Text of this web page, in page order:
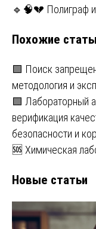
записям
🔹🧠💔 Полиграф
Похожие
🟩 Поиск
методология и
🟩 Лабораторный
верификация
безопасности и
🆘 Химическая
Новые статьи